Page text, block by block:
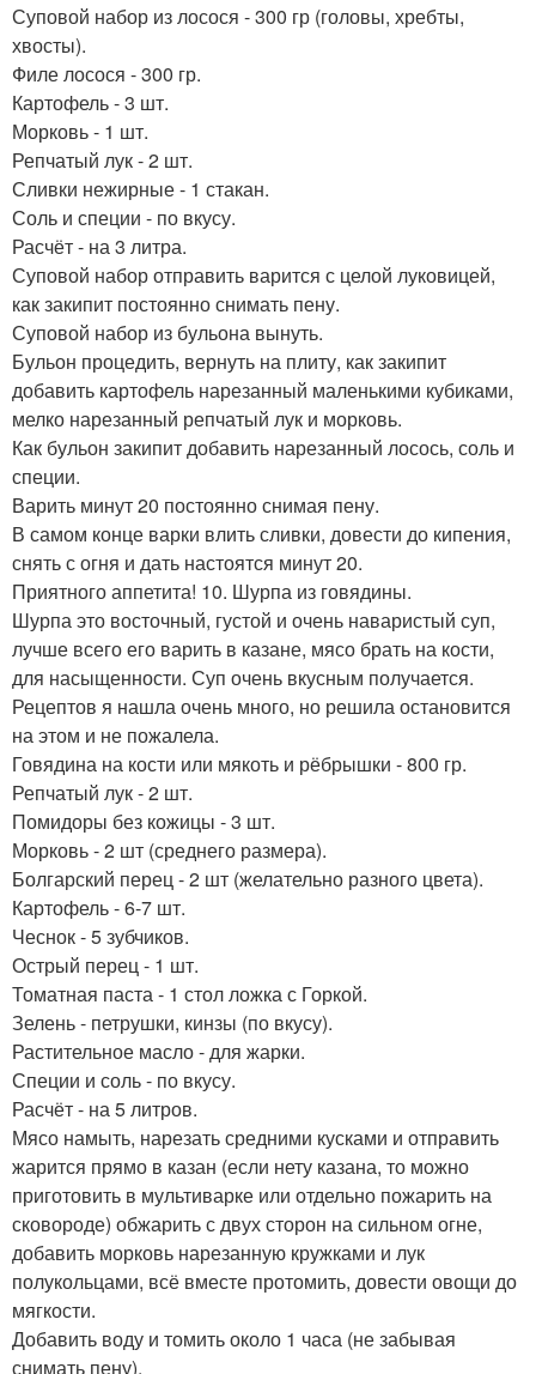
Суповой набор из лосося - 300 гр (головы, хребты,
хвосты).
Филе лосося - 300 гр.
Картофель - 3 шт.
Морковь - 1 шт.
Репчатый лук - 2 шт.
Сливки нежирные - 1 стакан.
Соль и специи - по вкусу.
Расчёт - на 3 литра.
Суповой набор отправить варится с целой луковицей,
как закипит постоянно снимать пену.
Суповой набор из бульона вынуть.
Бульон процедить, вернуть на плиту, как закипит
добавить картофель нарезанный маленькими кубиками,
мелко нарезанный репчатый лук и морковь.
Как бульон закипит добавить нарезанный лосось, соль и
специи.
Варить минут 20 постоянно снимая пену.
В самом конце варки влить сливки, довести до кипения,
снять с огня и дать настоятся минут 20.
Приятного аппетита! 10. Шурпа из говядины.
Шурпа это восточный, густой и очень наваристый суп,
лучше всего его варить в казане, мясо брать на кости,
для насыщенности. Суп очень вкусным получается.
Рецептов я нашла очень много, но решила остановится
на этом и не пожалела.
Говядина на кости или мякоть и рёбрышки - 800 гр.
Репчатый лук - 2 шт.
Помидоры без кожицы - 3 шт.
Морковь - 2 шт (среднего размера).
Болгарский перец - 2 шт (желательно разного цвета).
Картофель - 6-7 шт.
Чеснок - 5 зубчиков.
Острый перец - 1 шт.
Томатная паста - 1 стол ложка с Горкой.
Зелень - петрушки, кинзы (по вкусу).
Растительное масло - для жарки.
Специи и соль - по вкусу.
Расчёт - на 5 литров.
Мясо намыть, нарезать средними кусками и отправить
жарится прямо в казан (если нету казана, то можно
приготовить в мультиварке или отдельно пожарить на
сковороде) обжарить с двух сторон на сильном огне,
добавить морковь нарезанную кружками и лук
полукольцами, всё вместе протомить, довести овощи до
мягкости.
Добавить воду и томить около 1 часа (не забывая
снимать пену).